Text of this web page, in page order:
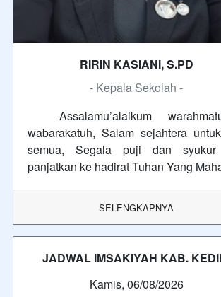
RIRIN KASIANI, S.PD
- Kepala Sekolah -
Assalamu’alaikum
wabarakatuh, Salam sejahtera
semua, Segala puji dan
panjatkan ke hadirat Tuhan Yang
SELENGKAPNYA
JADWAL IMSAKIYAH KAB.
Kamis, 06/08/2026